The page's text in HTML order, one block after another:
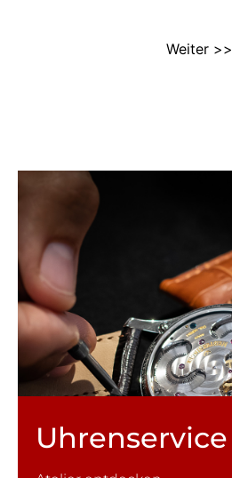
Weiter >>
Uhren­service